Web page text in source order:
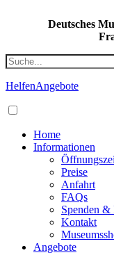
Deutsches
HelfenAngebote
Home
Informationen
Preise
Anfahrt
FAQs
Spenden &
Kontakt
Angebote